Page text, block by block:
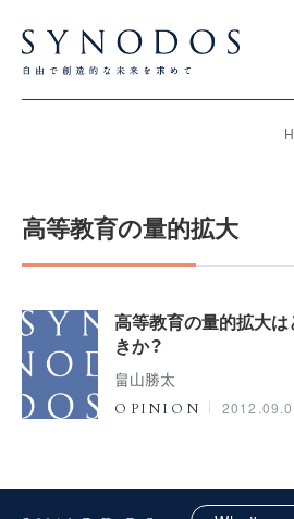
高等教育の量的拡大
高等教育の量的拡大
きか？
畠山勝太
OPINION